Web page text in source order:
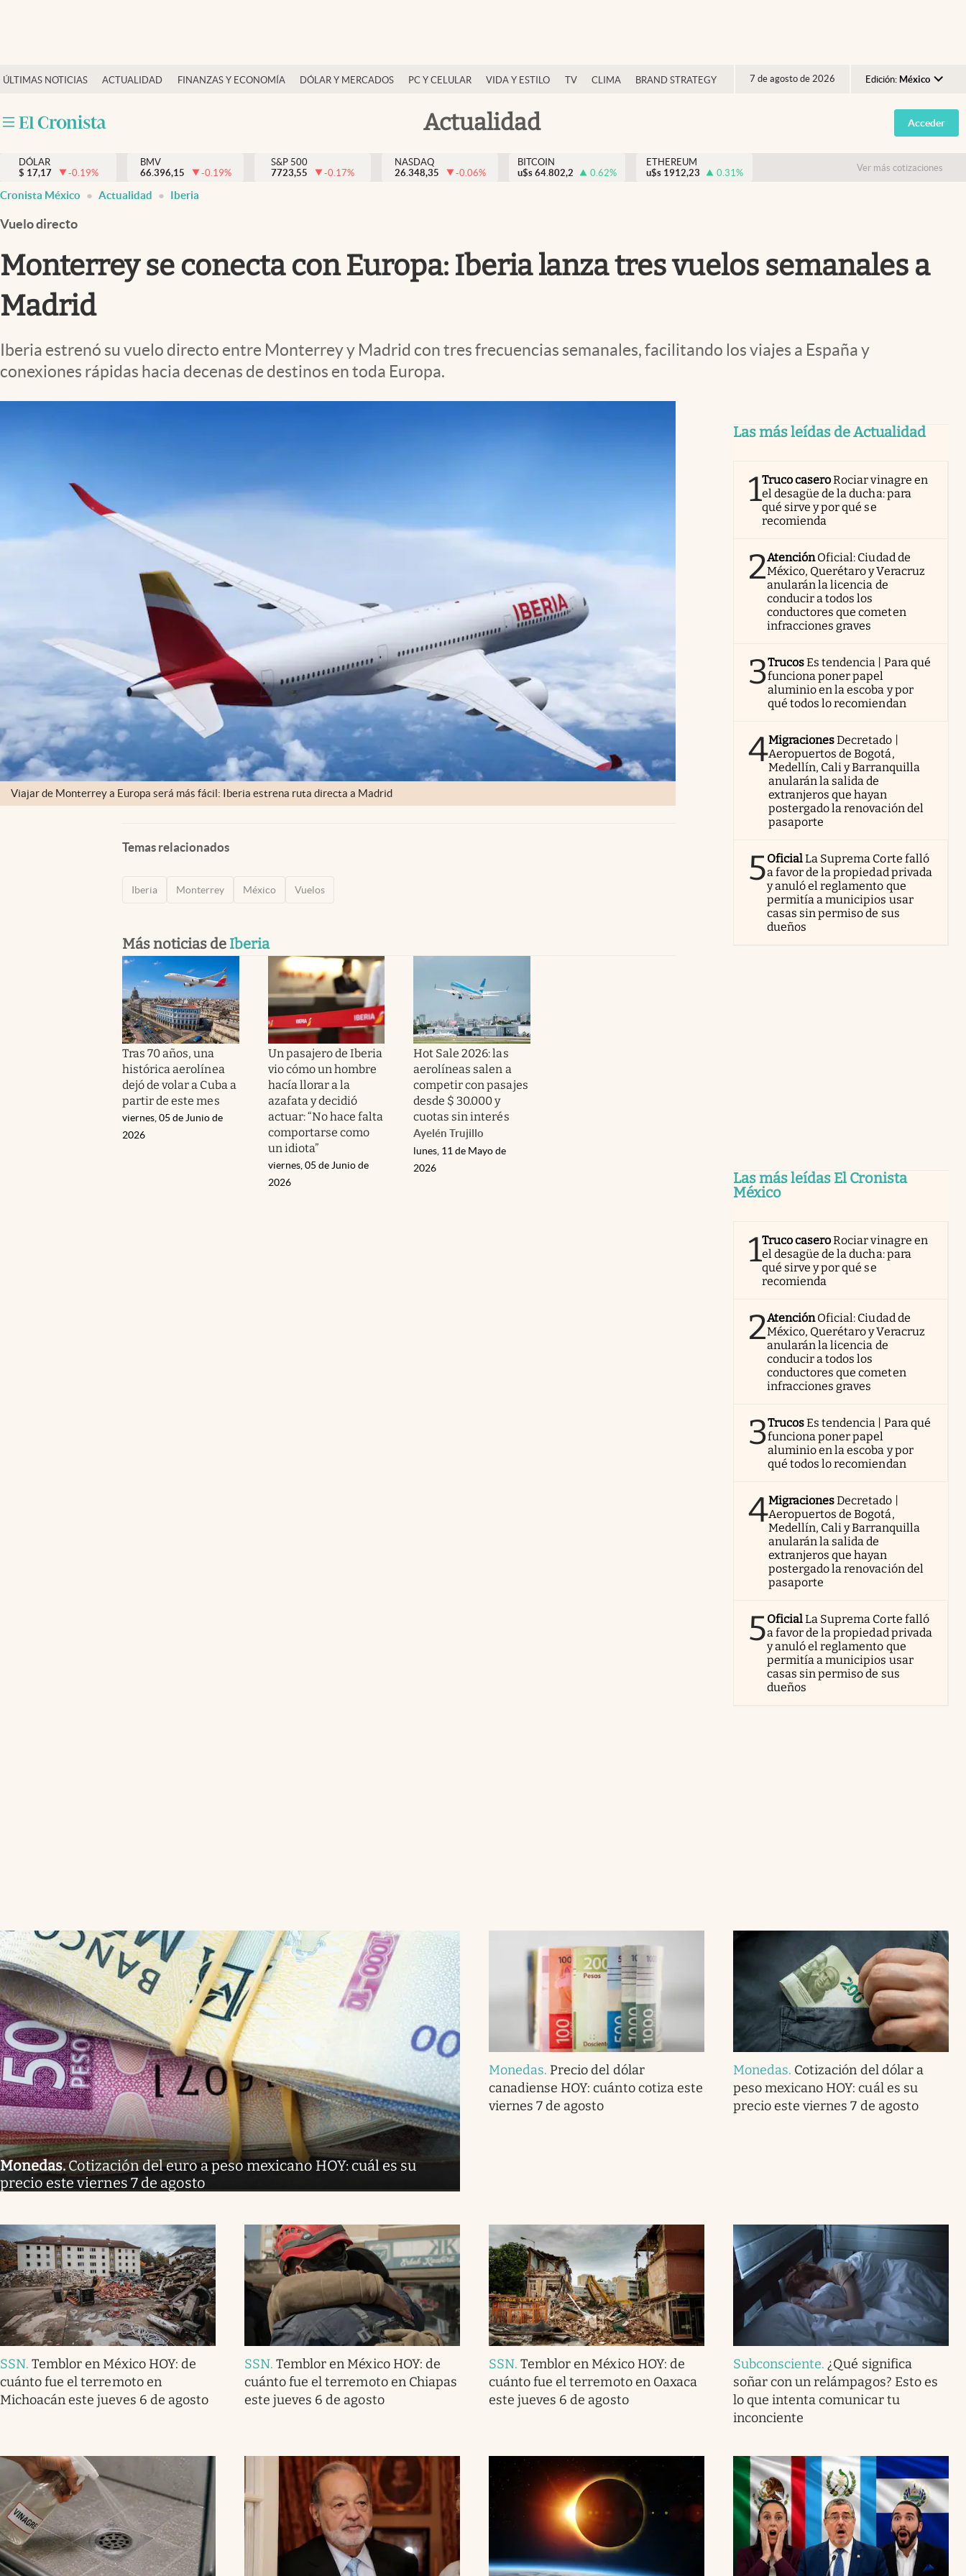
ÚLTIMAS NOTICIAS ACTUALIDAD FINANZAS Y ECONOMÍA DÓLAR Y MERCADOS PC Y CELULAR VIDA Y ESTILO TV CLIMA BRAND STRATEGY 7 de agosto de 2026 Edición: México
Argentina
España
USA
Actualidad
Actualidad
Internacionales
Opinión
Brand Strategy
Vida y estilo
Tv
Espiritualidad
Acceder
DÓLAR
$ 17,17 -0.19%
BMV
66.396,15
-0.19%
S&P 500
7723,55
-0.17%
NASDAQ
26.348,35
-0.06%
BITCOIN
u$s 64.802,2 0.62%
ETHEREUM
u$s 1912,23 0.31% Ver más cotizaciones
Cronista México Actualidad Iberia
Vuelo directo
Monterrey se conecta con Europa: Iberia lanza tres vuelos semanales a
Madrid
Iberia estrenó su vuelo directo entre Monterrey y Madrid con tres frecuencias semanales, facilitando los viajes a España y
conexiones rápidas hacia decenas de destinos en toda Europa.
Viajar de Monterrey a Europa será más fácil: Iberia estrena ruta directa a Madrid
Temas relacionados
Iberia Monterrey México Vuelos
Más noticias de Iberia
Tras 70 años, una
histórica aerolínea
dejó de volar a Cuba a
partir de este mes
viernes, 05 de Junio de
2026
Un pasajero de Iberia
vio cómo un hombre
hacía llorar a la
azafata y decidió
actuar: “No hace falta
comportarse como
un idiota”
viernes, 05 de Junio de
2026
Hot Sale 2026: las
aerolíneas salen a
competir con pasajes
desde $ 30.000 y
cuotas sin interés
Ayelén Trujillo
lunes, 11 de Mayo de
2026
Las más leídas de Actualidad
1Truco caseroRociar vinagre en
el desagüe de la ducha: para
qué sirve y por qué se
recomienda
2AtenciónOficial: Ciudad de
México, Querétaro y Veracruz
anularán la licencia de
conducir a todos los
conductores que cometen
infracciones graves
3TrucosEs tendencia | Para qué
funciona poner papel
aluminio en la escoba y por
qué todos lo recomiendan
4MigracionesDecretado |
Aeropuertos de Bogotá,
Medellín, Cali y Barranquilla
anularán la salida de
extranjeros que hayan
postergado la renovación del
pasaporte
5OficialLa Suprema Corte falló
a favor de la propiedad privada
y anuló el reglamento que
permitía a municipios usar
casas sin permiso de sus
dueños
Las más leídas El Cronista
México
1Truco caseroRociar vinagre en
el desagüe de la ducha: para
qué sirve y por qué se
recomienda
2AtenciónOficial: Ciudad de
México, Querétaro y Veracruz
anularán la licencia de
conducir a todos los
conductores que cometen
infracciones graves
3TrucosEs tendencia | Para qué
funciona poner papel
aluminio en la escoba y por
qué todos lo recomiendan
4MigracionesDecretado |
Aeropuertos de Bogotá,
Medellín, Cali y Barranquilla
anularán la salida de
extranjeros que hayan
postergado la renovación del
pasaporte
5OficialLa Suprema Corte falló
a favor de la propiedad privada
y anuló el reglamento que
permitía a municipios usar
casas sin permiso de sus
dueños
Monedas.Cotización del euro a peso mexicano HOY: cuál es su
precio este viernes 7 de agosto
Monedas. Precio del dólar
canadiense HOY: cuánto cotiza este
viernes 7 de agosto
Monedas. Cotización del dólar a
peso mexicano HOY: cuál es su
precio este viernes 7 de agosto
SSN.Temblor en México HOY: de
cuánto fue el terremoto en
Michoacán este jueves 6 de agosto
SSN.Temblor en México HOY: de
cuánto fue el terremoto en Chiapas
este jueves 6 de agosto
SSN.Temblor en México HOY: de
cuánto fue el terremoto en Oaxaca
este jueves 6 de agosto
Subconsciente. ¿Qué significa
soñar con un relámpagos? Esto es
lo que intenta comunicar tu
inconciente